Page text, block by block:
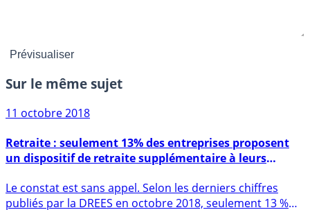
Sur le même sujet
11 octobre 2018
un dispositif de retraite supplémentaire à leurs
salariés